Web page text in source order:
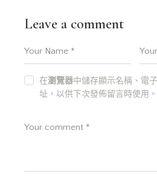
Leave a comment
在瀏覽器中儲存顯示名稱、電
址，以供下次發佈留言時使用。